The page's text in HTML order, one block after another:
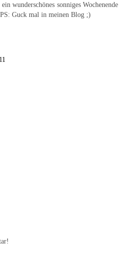
wunderschönes sonniges Wochenende
Guck mal in meinen Blog ;)